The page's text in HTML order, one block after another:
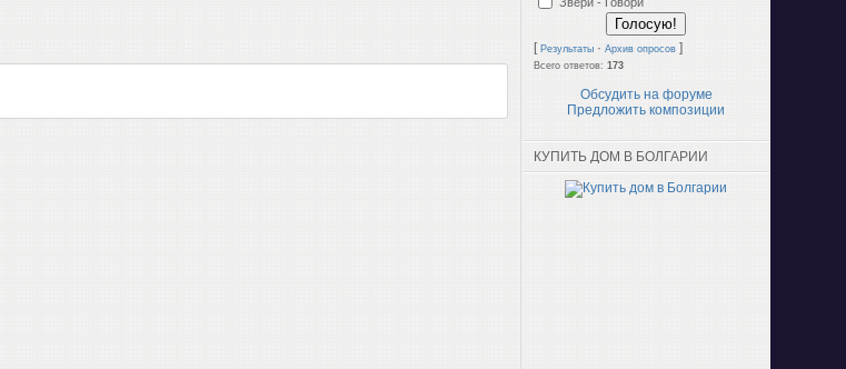
[Результаты ·Архив опросов ]
Всего ответов:173
Обсудить на форуме
Предложить композиции
КУПИТЬ ДОМ В БОЛГАРИИ